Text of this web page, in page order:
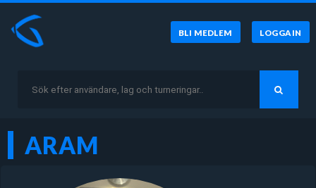
BLI MEDLEM LOGGA IN
ARAM